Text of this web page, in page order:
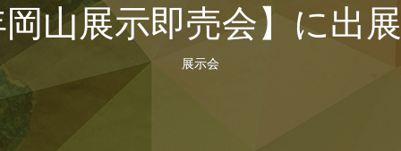
山展示即売会】に出
展示会